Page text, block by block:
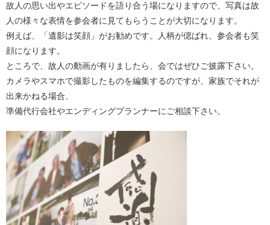
故人の思い出やエピソードを語り合う場になりますので、写真は故
人の様々な表情を参会者に見てもらうことが大切になります。
例えば、「遺影は笑顔」がお勧めです。人柄が偲ばれ、参会者も笑
顔になります。
ところで、故人の動画が有りましたら、会ではぜひご披露下さい。
カメラやスマホで撮影したものを編集するのですが、家族でそれが
出来かねる場合、
準備代行会社やエンディングプランナーにご相談下さい。